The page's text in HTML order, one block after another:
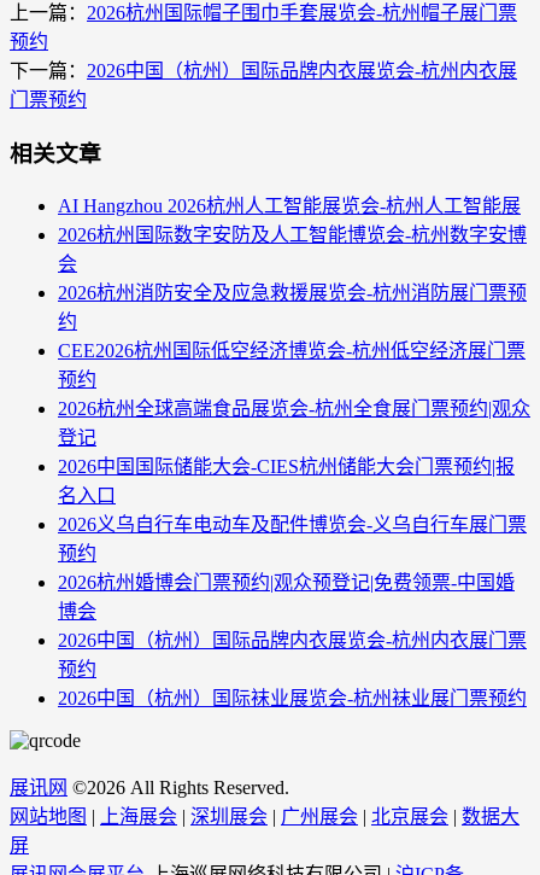
上一篇： 2026杭州国际帽子围巾手套展览会-杭州帽子展门票
预约
下一篇： 2026中国（杭州）国际品牌内衣展览会-杭州内衣展
门票预约
相关文章
AI Hangzhou 2026杭州人工智能展览会-杭州人工智能展
2026杭州国际数字安防及人工智能博览会-杭州数字安博
会
2026杭州消防安全及应急救援展览会-杭州消防展门票预
约
CEE2026杭州国际低空经济博览会-杭州低空经济展门票
预约
2026杭州全球高端食品展览会-杭州全食展门票预约|观众
登记
2026中国国际储能大会-CIES杭州储能大会门票预约|报
名入口
2026义乌自行车电动车及配件博览会-义乌自行车展门票
预约
2026杭州婚博会门票预约|观众预登记|免费领票-中国婚
博会
2026中国（杭州）国际品牌内衣展览会-杭州内衣展门票
预约
2026中国（杭州）国际袜业展览会-杭州袜业展门票预约
展讯网 ©2026 All Rights Reserved.
网站地图 | 上海展会 | 深圳展会 | 广州展会 | 北京展会 | 数据大
屏